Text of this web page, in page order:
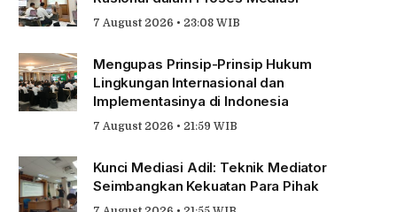
7 August 2026 • 23:08 WIB
Mengupas Prinsip-Prinsip Hukum
Lingkungan Internasional dan
Implementasinya di Indonesia
7 August 2026 • 21:59 WIB
Kunci Mediasi Adil: Teknik Mediator
Seimbangkan Kekuatan Para Pihak